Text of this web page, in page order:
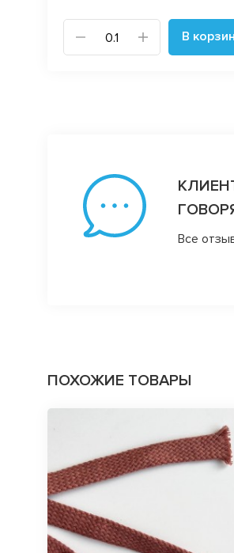
В
Все
уж очень далеко. А да, и
столкнулись в последний
залипает и у меня есть
ПОХОЖИЕ ТОВАРЫ